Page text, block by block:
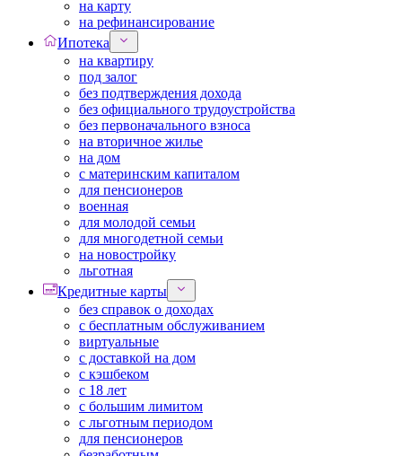
на карту
на рефинансирование
Ипотека
на квартиру
под залог
без подтверждения дохода
без официального трудоустройства
без первоначального взноса
на вторичное жилье
на дом
с материнским капиталом
для пенсионеров
военная
для молодой семьи
для многодетной семьи
на новостройку
льготная
Кредитные карты
без справок о доходах
с бесплатным обслуживанием
виртуальные
с доставкой на дом
с кэшбеком
с 18 лет
с большим лимитом
с льготным периодом
для пенсионеров